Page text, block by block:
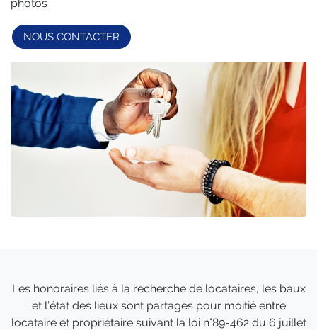
photos
NOUS CONTACTER
Les honoraires liés à la recherche de locataires, les baux
et l’état des lieux sont partagés pour moitié entre
locataire et propriétaire suivant la loi n°89-462 du 6 juillet